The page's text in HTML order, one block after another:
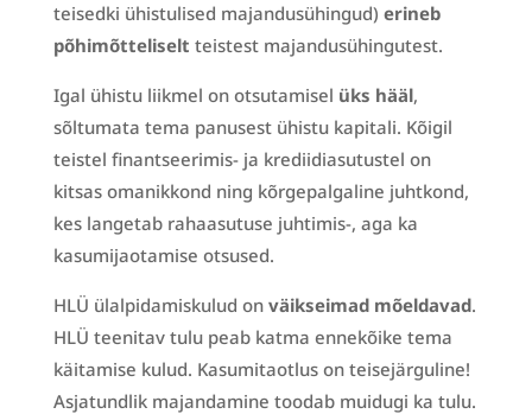
teisedki ühistulised majandusühingud) erineb
põhimõtteliselt teistest majandusühingutest.
Igal ühistu liikmel on otsutamisel üks hääl,
sõltumata tema panusest ühistu kapitali. Kõigil
teistel finantseerimis- ja krediidiasutustel on
kitsas omanikkond ning kõrgepalgaline juhtkond,
kes langetab rahaasutuse juhtimis-, aga ka
kasumijaotamise otsused.
HLÜ ülalpidamiskulud on väikseimad mõeldavad.
HLÜ teenitav tulu peab katma ennekõike tema
käitamise kulud. Kasumitaotlus on teisejärguline!
Asjatundlik majandamine toodab muidugi ka tulu.